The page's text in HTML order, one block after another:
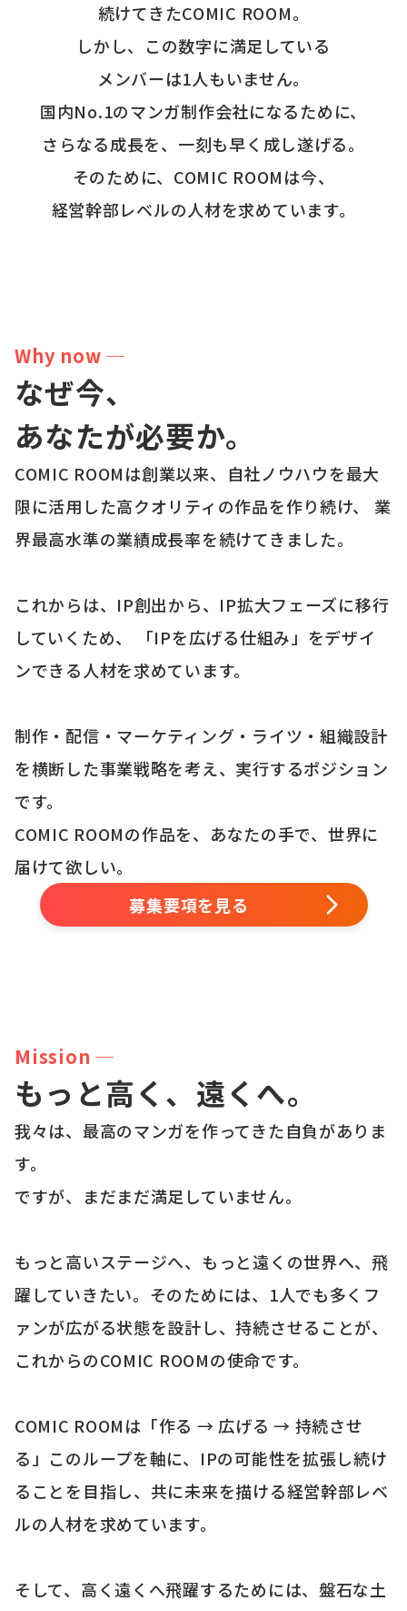
続けてきたCOMIC ROOM。
しかし、この数字に満足している
メンバーは1人もいません。
国内No.1のマンガ制作会社になるために、
さらなる成長を、一刻も早く成し遂げる。
そのために、COMIC ROOMは今、
経営幹部レベルの人材を求めています。
Why now ─
なぜ今、
あなたが必要か。
COMIC ROOMは創業以来、自社ノウハウを最大
限に活用した高クオリティの作品を作り続け、 業
界最高水準の業績成長率を続けてきました。
これからは、IP創出から、IP拡大フェーズに移行
していくため、 「IPを広げる仕組み」をデザイ
ンできる人材を求めています。
制作・配信・マーケティング・ライツ・組織設計
を横断した事業戦略を考え、実行するポジション
です。
COMIC ROOMの作品を、あなたの手で、世界に
届けて欲しい。
募集要項を見る
Mission ─
もっと高く、遠くへ。
我々は、最高のマンガを作ってきた自負がありま
す。
ですが、まだまだ満足していません。
もっと高いステージへ、もっと遠くの世界へ、飛
躍していきたい。そのためには、1人でも多くフ
ァンが広がる状態を設計し、持続させることが、
これからのCOMIC ROOMの使命です。
COMIC ROOMは 「作る → 広げる → 持続させ
る」 このループを軸に、IPの可能性を拡張し続け
ることを目指し、共に未来を描ける経営幹部レベ
ルの人材を求めています。
そして、高く遠くへ飛躍するためには、盤石な土